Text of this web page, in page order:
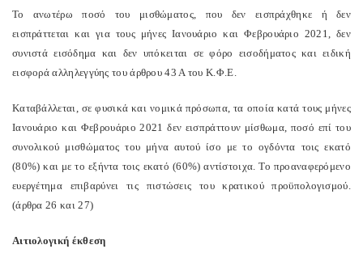
Το ανωτέρω ποσό του μισθώματος, που δεν εισπράχθηκε ή δεν
εισπράττεται και για τους μήνες Ιανουάριο και Φεβρουάριο 2021, δεν
συνιστά εισόδημα και δεν υπόκειται σε φόρο εισοδήματος και ειδική
εισφορά αλληλεγγύης του άρθρου 43 Α του Κ.Φ.Ε.
Καταβάλλεται, σε φυσικά και νομικά πρόσωπα, τα οποία κατά τους μήνες
Ιανουάριο και Φεβρουάριο 2021 δεν εισπράττουν μίσθωμα, ποσό επί του
συνολικού μισθώματος του μήνα αυτού ίσο με το ογδόντα τοις εκατό
(80%) και με το εξήντα τοις εκατό (60%) αντίστοιχα. Το προαναφερόμενο
ευεργέτημα επιβαρύνει τις πιστώσεις του κρατικού προϋπολογισμού.
(άρθρα 26 και 27)
Αιτιολογική έκθεση